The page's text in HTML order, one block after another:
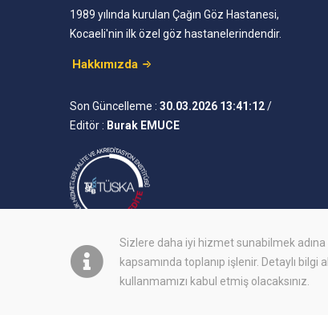
Sizlere daha iyi hizmet sunabilmek
kapsamında toplanıp işlenir. Detaylı bilgi
kullanmamızı kabul etmiş olacaksınız.
1989 yılında kurulan Çağın Göz Hastanesi,
Kocaeli'nin ilk özel göz hastanelerindendir.
Hakkımızda
Son Güncelleme : 30.03.2026 13:41:12/
Editör : Burak EMUCE